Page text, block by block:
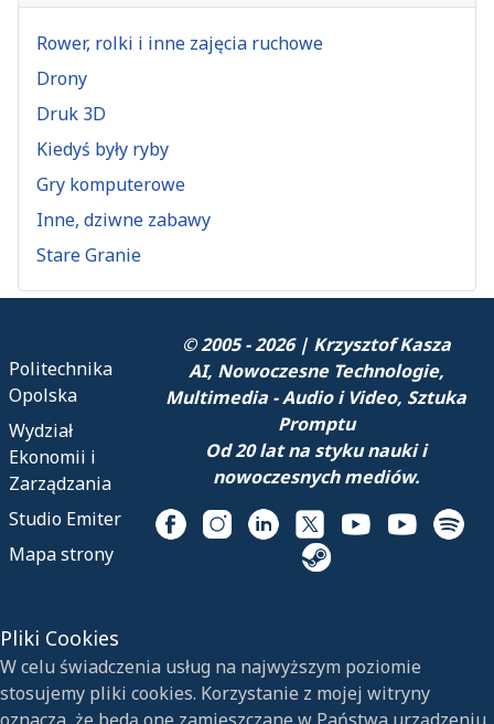
Rower, rolki i inne zajęcia ruchowe
Drony
Druk 3D
Kiedyś były ryby
Gry komputerowe
Inne, dziwne zabawy
Stare Granie
Politechnika
Opolska
Wydział
Ekonomii i
Zarządzania
Studio Emiter
Mapa strony
© 2005 - 2026 | Krzysztof Kasza
AI, Nowoczesne Technologie,
Multimedia - Audio i Video, Sztuka
Promptu
Od 20 lat na styku nauki i
nowoczesnych mediów.
Pliki Cookies
W celu świadczenia usług na najwyższym poziomie
stosujemy pliki cookies. Korzystanie z mojej witryny